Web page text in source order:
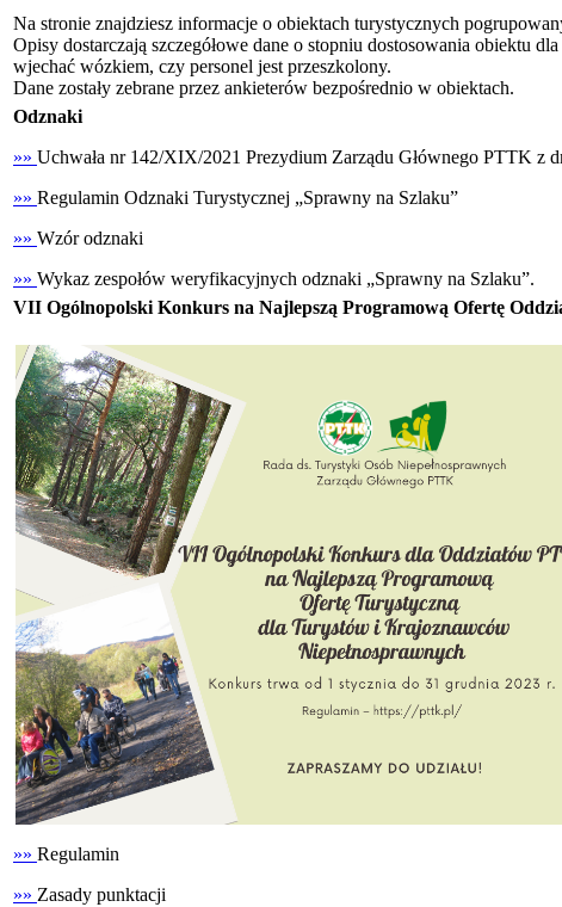
Na stronie znajdziesz informacje o obiektach turystycznych
Opisy dostarczają szczegółowe dane o stopniu dostosowania obiektu
wjechać wózkiem, czy personel jest przeszkolony.
Dane zostały zebrane przez ankieterów bezpośrednio w obiektach.
Odznaki
»» Uchwała nr 142/XIX/2021 Prezydium Zarządu Głównego PTTK z
»» Regulamin Odznaki Turystycznej „Sprawny na Szlaku”
»» Wzór odznaki
»» Wykaz zespołów weryfikacyjnych odznaki „Sprawny na Szlaku”.
VII Ogólnopolski Konkurs na Najlepszą Programową Ofertę
»» Regulamin
»» Zasady punktacji